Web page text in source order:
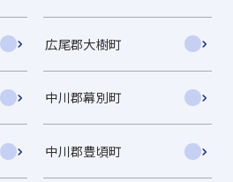
広尾郡大樹町
中川郡幕別町
中川郡豊頃町